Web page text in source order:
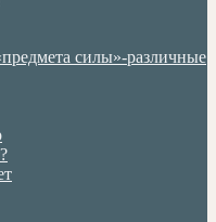
силы»-различные